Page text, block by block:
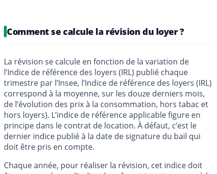
Comment se calcule la révision du loyer ?
La révision se calcule en fonction de la variation de
l’Indice de référence des loyers (IRL) publié chaque
trimestre par l’Insee, l’Indice de référence des loyers (IRL)
correspond à la moyenne, sur les douze derniers mois,
de l’évolution des prix à la consommation, hors tabac et
hors loyers). L’indice de référence applicable figure en
principe dans le contrat de location. À défaut, c’est le
dernier indice publié à la date de signature du bail qui
doit être pris en compte.
Chaque année, pour réaliser la révision, cet indice doit